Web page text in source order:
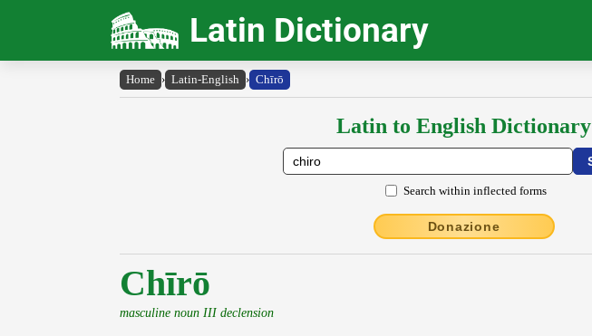
Latin Dictionary
Home › Latin-English › Chīrō
Latin to English Dictionary
Search within inflected forms
Donazione
Chīrō
masculine noun III declension